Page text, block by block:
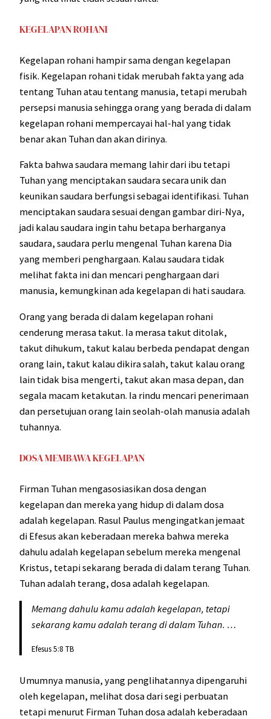
KEGELAPAN ROHANI
Kegelapan rohani hampir sama dengan kegelapan
fisik. Kegelapan rohani tidak merubah fakta yang ada
tentang Tuhan atau tentang manusia, tetapi merubah
persepsi manusia sehingga orang yang berada di dalam
kegelapan rohani mempercayai hal-hal yang tidak
benar akan Tuhan dan akan dirinya.
Fakta bahwa saudara memang lahir dari ibu tetapi
Tuhan yang menciptakan saudara secara unik dan
keunikan saudara berfungsi sebagai identifikasi. Tuhan
menciptakan saudara sesuai dengan gambar diri-Nya,
jadi kalau saudara ingin tahu betapa berharganya
saudara, saudara perlu mengenal Tuhan karena Dia
yang memberi penghargaan. Kalau saudara tidak
melihat fakta ini dan mencari penghargaan dari
manusia, kemungkinan ada kegelapan di hati saudara.
Orang yang berada di dalam kegelapan rohani
cenderung merasa takut. Ia merasa takut ditolak,
takut dihukum, takut kalau berbeda pendapat dengan
orang lain, takut kalau dikira salah, takut kalau orang
lain tidak bisa mengerti, takut akan masa depan, dan
segala macam ketakutan. Ia rindu mencari penerimaan
dan persetujuan orang lain seolah-olah manusia adalah
tuhannya.
DOSA MEMBAWA KEGELAPAN
Firman Tuhan mengasosiasikan dosa dengan
kegelapan dan mereka yang hidup di dalam dosa
adalah kegelapan. Rasul Paulus mengingatkan jemaat
di Efesus akan keberadaan mereka bahwa mereka
dahulu adalah kegelapan sebelum mereka mengenal
Kristus, tetapi sekarang berada di dalam terang Tuhan.
Tuhan adalah terang, dosa adalah kegelapan.
Memang dahulu kamu adalah kegelapan, tetapi
sekarang kamu adalah terang di dalam Tuhan. …
Efesus 5:8 TB
Umumnya manusia, yang penglihatannya dipengaruhi
oleh kegelapan, melihat dosa dari segi perbuatan
tetapi menurut Firman Tuhan dosa adalah keberadaan